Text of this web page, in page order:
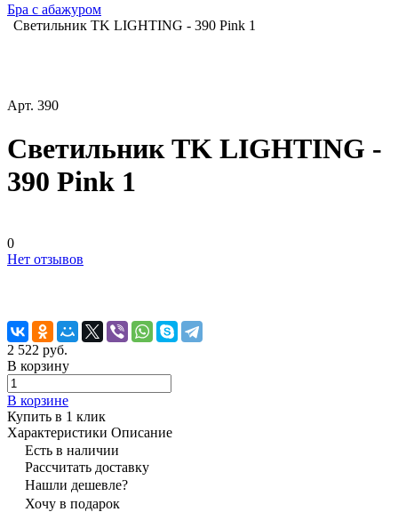
Бра с абажуром
Светильник TK LIGHTING - 390 Pink 1
Арт. 390
Светильник TK LIGHTING -
390 Pink 1
0
Нет отзывов
2 522 руб.
В корзину
В корзине
Купить в 1 клик
Характеристики Описание
Есть в наличии
Рассчитать доставку
Нашли дешевле?
Хочу в подарок